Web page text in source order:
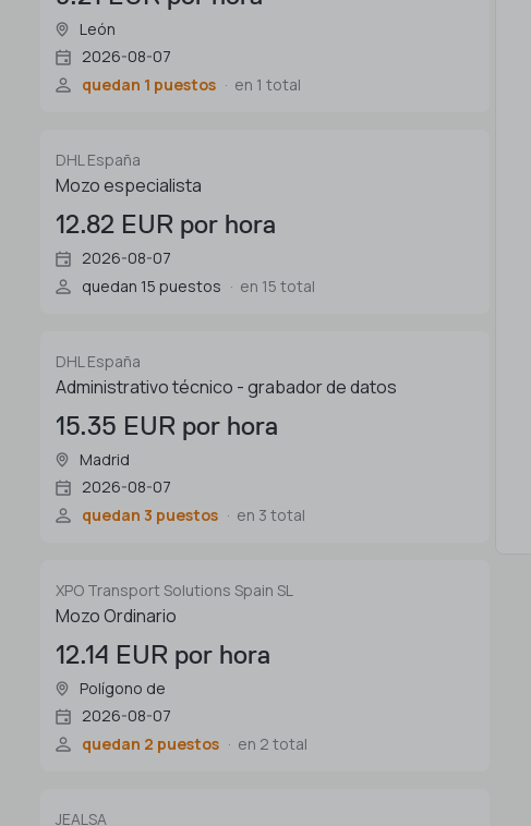
León
2026-08-07
quedan 1 puestos
en 1 total
DHL España
Mozo especialista
12.82 EUR por hora
2026-08-07
quedan 15 puestos
en 15 total
DHL España
Administrativo técnico - grabador de datos
15.35 EUR por hora
Madrid
2026-08-07
quedan 3 puestos
en 3 total
XPO Transport Solutions Spain SL
Mozo Ordinario
12.14 EUR por hora
Polígono de
2026-08-07
quedan 2 puestos
en 2 total
JEALSA